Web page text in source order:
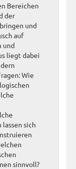
Bereichen
der
und
auf
und
liegt dabei
Wie
sich
sinnvoll?